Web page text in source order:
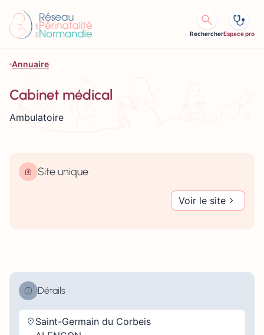
RechercherEspace pro
Annuaire
Cabinet médical
Ambulatoire
Site unique
Voir le site
Détails
Saint-Germain du Corbeis